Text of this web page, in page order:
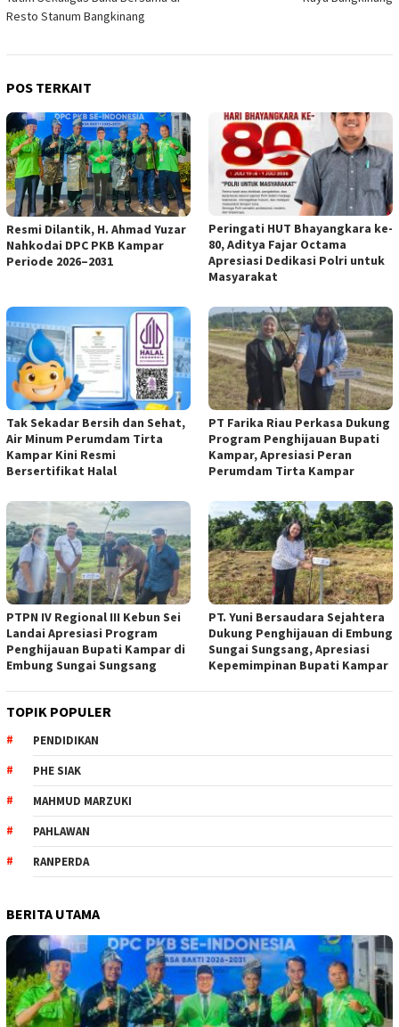
Resto Stanum Bangkinang
POS TERKAIT
Resmi Dilantik, H. Ahmad Yuzar
Nahkodai DPC PKB Kampar
Periode 2026–2031
Peringati HUT Bhayangkara ke-
80, Aditya Fajar Octama
Apresiasi Dedikasi Polri untuk
Masyarakat
Tak Sekadar Bersih dan Sehat,
Air Minum Perumdam Tirta
Kampar Kini Resmi
Bersertifikat Halal
PT Farika Riau Perkasa Dukung
Program Penghijauan Bupati
Kampar, Apresiasi Peran
Perumdam Tirta Kampar
PTPN IV Regional III Kebun Sei
Landai Apresiasi Program
Penghijauan Bupati Kampar di
Embung Sungai Sungsang
PT. Yuni Bersaudara Sejahtera
Dukung Penghijauan di Embung
Sungai Sungsang, Apresiasi
Kepemimpinan Bupati Kampar ‎
TOPIK POPULER
PENDIDIKAN
PHE SIAK
MAHMUD MARZUKI
PAHLAWAN
RANPERDA
BERITA UTAMA